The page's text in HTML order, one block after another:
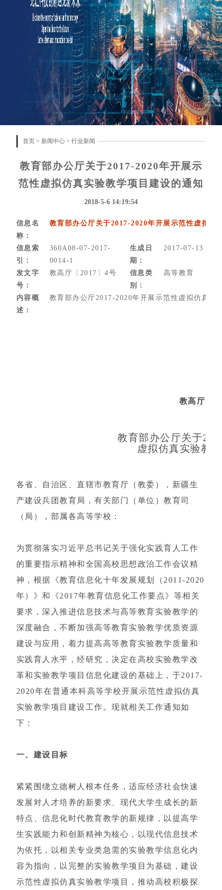
首页> 新闻中心> 行业新闻
教育部办公厅关于2017-2020年开展示
范性虚拟仿真实验教学项目建设的通知
2018-5-6 14:19:54
信息名
称：
教育部办公厅关于2017-2020年开展示范性虚拟仿
信息索
引：
360A08-07-2017-
0014-1
生成日
期：
2017-07-13
发文字
号：
教高厅〔2017〕4号
信息类
别：
高等教育
内容概
述：
教育部办公厅2017-2020年开展示范性虚拟仿真实
教高厅〔
教育部办公厅关于
虚拟仿真实验教
各省、自治区、直辖市教育厅（教委），新疆生
产建设兵团教育局，有关部门（单位）教育司
（局），部属各高等学校：
为贯彻落实习近平总书记关于强化实践育人工作
的重要指示精神和全国高校思想政治工作会议精
神，根据《教育信息化十年发展规划（2011-2020
年）》和《2017年教育信息化工作要点》等相关
要求，深入推进信息技术与高等教育实验教学的
深度融合，不断加强高等教育实验教学优质资源
建设与应用，着力提高高等教育实验教学质量和
实践育人水平，经研究，决定在高校实验教学改
革和实验教学项目信息化建设的基础上，于2017-
2020年在普通本科高等学校开展示范性虚拟仿真
实验教学项目建设工作。现就相关工作通知如
下：
一、建设目标
紧紧围绕立德树人根本任务，适应经济社会快速
发展对人才培养的新要求、现代大学生成长的新
特点、信息化时代教育教学的新规律，以提高学
生实践能力和创新精神为核心，以现代信息技术
为依托，以相关专业类急需的实验教学信息化内
容为指向，以完整的实验教学项目为基础，建设
示范性虚拟仿真实验教学项目，推动高校积极探